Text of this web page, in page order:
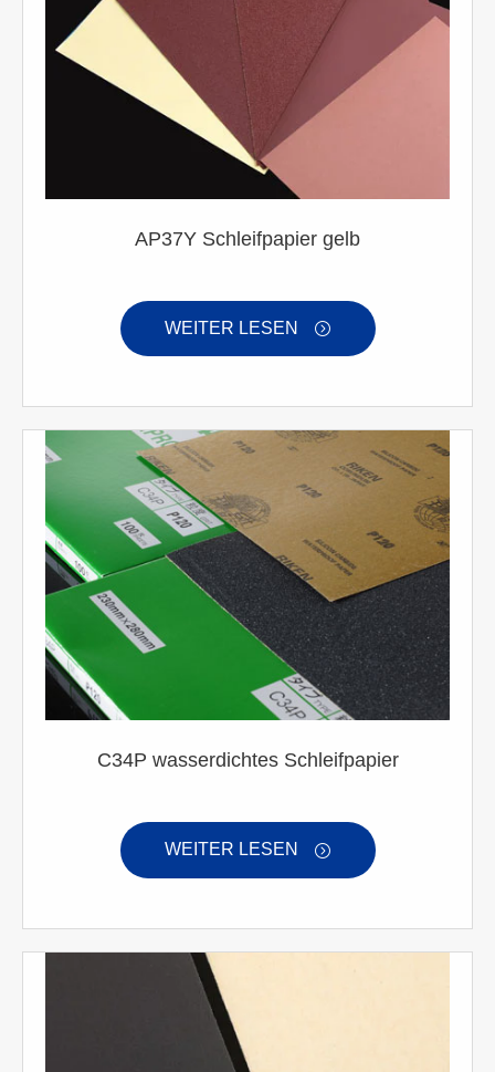
AP37Y Schleifpapier gelb
WEITER LESEN 
C34P wasserdichtes Schleifpapier
WEITER LESEN 